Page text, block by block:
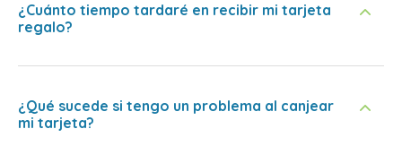
¿Cuánto tiempo tardaré en recibir mi tarjeta
regalo?
¿Qué sucede si tengo un problema al canjear
mi tarjeta?